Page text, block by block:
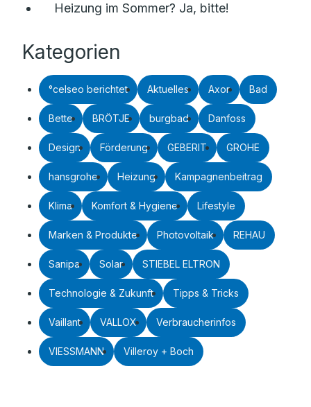
Heizung im Sommer? Ja, bitte!
Kategorien
°celseo berichtet Aktuelles Axor Bad
Bette BRÖTJE burgbad Danfoss
Design Förderung GEBERIT GROHE
hansgrohe Heizung Kampagnenbeitrag
Klima Komfort & Hygiene Lifestyle
Marken & Produkte Photovoltaik REHAU
Sanipa Solar STIEBEL ELTRON
Technologie & Zukunft Tipps & Tricks
Vaillant VALLOX Verbraucherinfos
VIESSMANN Villeroy + Boch